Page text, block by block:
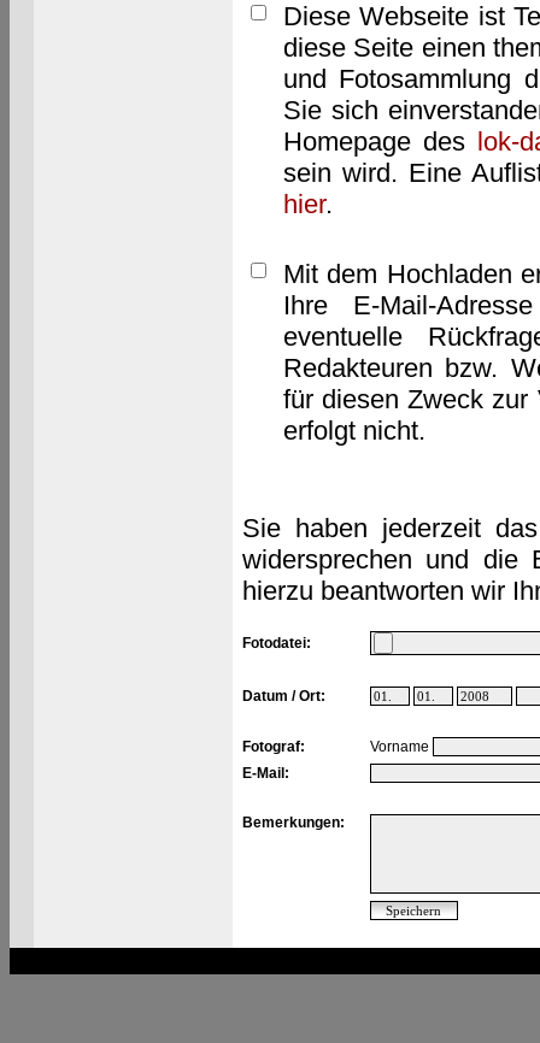
Diese Webseite ist
diese Seite einen
und Fotosammlung
Sie sich
Homepage des lok-
sein wird. Eine
hier.
Mit dem Hochladen
Ihre E-Mail-
eventuelle
Redakteuren bzw.
für diesen Zweck zur
erfolgt nicht.
Sie haben jederzeit
widersprechen und die
hierzu beantworten wir
Fotodatei:
Datum / Ort:
Fotograf:
Vorname
E-Mail:
Bemerkungen: